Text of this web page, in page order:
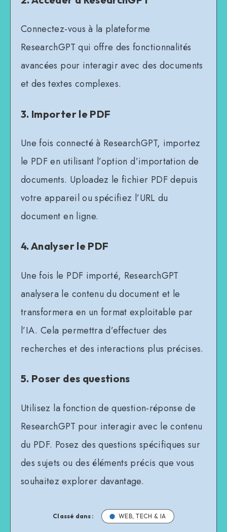
Connectez-vous à la plateforme
ResearchGPT qui offre des fonctionnalités
avancées pour interagir avec des documents
et des textes complexes.
3. Importer le PDF
Une fois connecté à ResearchGPT, importez
le PDF en utilisant l’option d’importation de
documents. Uploadez le fichier PDF depuis
votre appareil ou spécifiez l’URL du
document en ligne.
4. Analyser le PDF
Une fois le PDF importé, ResearchGPT
analysera le contenu du document et le
transformera en un format exploitable par
l’IA. Cela permettra d’effectuer des
recherches et des interactions plus précises.
5. Poser des questions
Utilisez la fonction de question-réponse de
ResearchGPT pour interagir avec le contenu
du PDF. Posez des questions spécifiques sur
des sujets ou des éléments précis que vous
souhaitez explorer davantage.
Classé dans : WEB, TECH & IA